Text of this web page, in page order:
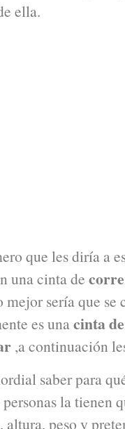
ella.
que les diría a
una cinta de
mejor sería que se
es unacinta
,a continuación
saber para
la tienen
altura, peso y